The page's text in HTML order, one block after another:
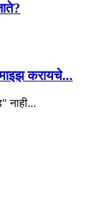
करायचे...